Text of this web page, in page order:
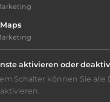
Telefon:
: aktivieren oder
Schalter können Sie alle